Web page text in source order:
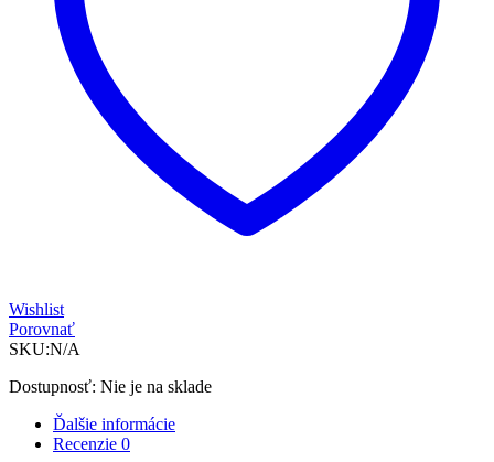
Wishlist
Porovnať
SKU:N/A
Dostupnosť: Nie je na sklade
Ďalšie informácie
Recenzie 0